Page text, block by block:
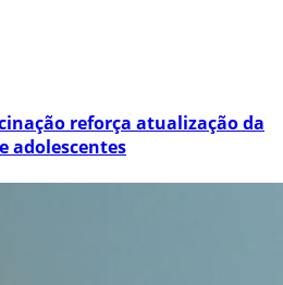
reforça atualização da
adolescentes